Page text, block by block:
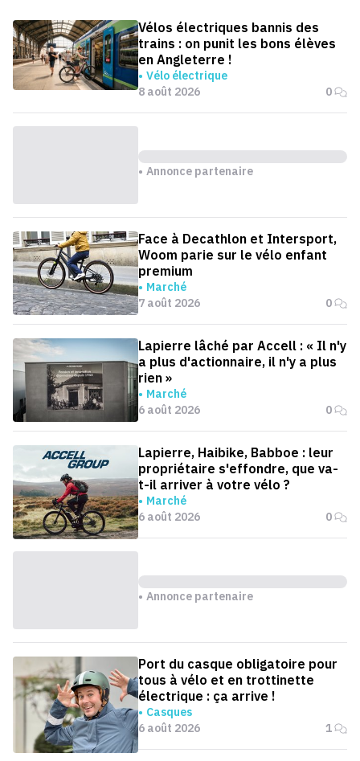
Vélos électriques bannis des
trains : on punit les bons élèves
en Angleterre !
Vélo électrique
8 août 2026
0
Annonce partenaire
Face à Decathlon et Intersport,
Woom parie sur le vélo enfant
premium
Marché
7 août 2026
0
Lapierre lâché par Accell : « Il n'y
a plus d'actionnaire, il n'y a plus
rien »
Marché
6 août 2026
0
Lapierre, Haibike, Babboe : leur
propriétaire s'effondre, que va-
t-il arriver à votre vélo ?
Marché
6 août 2026
0
Annonce partenaire
Port du casque obligatoire pour
tous à vélo et en trottinette
électrique : ça arrive !
Casques
6 août 2026
1